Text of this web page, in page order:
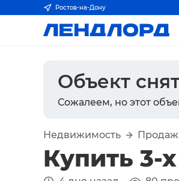
Ростов-на-Дону
Объект
Сожалеем, но этот
Недвижимость
Купить 3-